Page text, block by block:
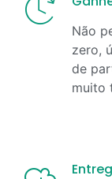
Não
zero,
de
muito